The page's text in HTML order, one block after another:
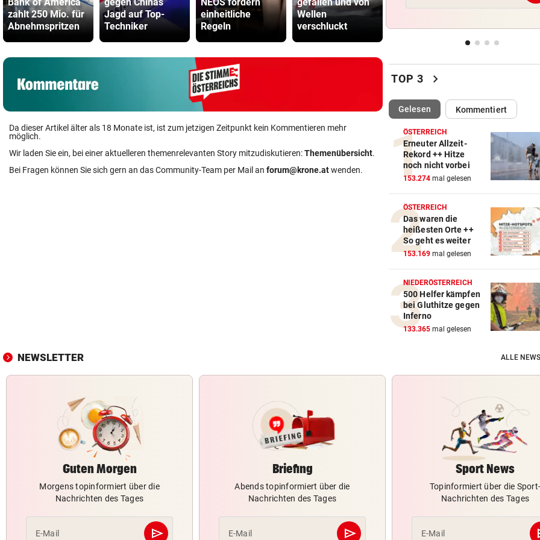
zahlt 250 Mio. für
Abnehmspritzen
Jagd auf Top-
Techniker
einheitliche
Regeln
Wellen
verschluckt
verletzt, Hund tot
Ansturm
Da dieser Artikel älter als 18 Monate ist, ist zum jetzigen Zeitpunkt kein Kommentieren mehr
möglich.
Wir laden Sie ein, bei einer aktuelleren themenrelevanten Story mitzudiskutieren:Themenübersicht.
Bei Fragen können Sie sich gern an das Community-Team per Mail an forum@krone.atwenden.
Hochkönig
vor neuem Ansturm
Wien: Lkw rammt beim
Motorradfahrerin
BRISANTER BERICHT: vor
Auch beim Super-League-
war Infantino dabei
TOP 3 chevron_right
Gelesen(ausgewählt)Kommentiert
ÖSTERREICH
Erneuter Allzeit-
Rekord ++ Hitze
noch nicht vorbei
153.274 mal gelesen
ÖSTERREICH
Das waren die
heißesten Orte ++
So geht es weiter
153.169 mal gelesen
NIEDERÖSTERREICH
500 Helfer kämpfen
bei Gluthitze gegen
Inferno
133.365 mal gelesen
NEWSLETTER ALLE
Guten Morgen
Morgens topinformiert über die
Nachrichten des Tages
E-Mail send
Abschicken
Briefing
Abends topinformiert über die
Nachrichten des Tages
E-Mail send
Abschicken
Sport News
Topinformiert über die Sport-
Nachrichten des Tages
E-Mail